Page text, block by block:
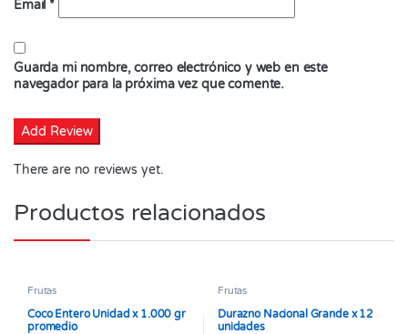
Email *
Guarda mi nombre, correo electrónico y web en este
navegador para la próxima vez que comente.
There are no reviews yet.
Productos relacionados
Frutas
Coco Entero Unidad x 1.000 gr
promedio
Frutas
Durazno Nacional Grande x 12
unidades